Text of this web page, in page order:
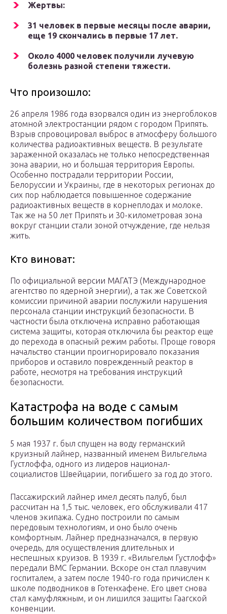
Жертвы:
31 человек в первые месяцы после аварии,
еще 19 скончались в первые 17 лет.
Около 4000 человек получили лучевую
болезнь разной степени тяжести.
Что произошло:
26 апреля 1986 года взорвался один из энергоблоков
атомной электростанции рядом с городом Припять.
Взрыв спровоцировал выброс в атмосферу большого
количества радиоактивных веществ. В результате
зараженной оказалась не только непосредственная
зона аварии, но и большая территория Европы.
Особенно пострадали территории России,
Белоруссии и Украины, где в некоторых регионах до
сих пор наблюдается повышенное содержание
радиоактивных веществ в корнеплодах и молоке.
Так же на 50 лет Припять и 30-километровая зона
вокруг станции стали зоной отчуждение, где нельзя
жить.
Кто виноват:
По официальной версии МАГАТЭ (Международное
агентство по ядерной энергии), а так же Советской
комиссии причиной аварии послужили нарушения
персонала станции инструкций безопасности. В
частности была отключена исправно работающая
система защиты, которая отключила бы реактор еще
до перехода в опасный режим работы. Проще говоря
начальство станции проигнорировало показания
приборов и оставило поврежденный реактор в
работе, несмотря на требования инструкций
безопасности.
Катастрофа на воде с самым
большим количеством погибших
5 мая 1937 г. был спущен на воду германский
круизный лайнер, названный именем Вильгельма
Густлоффа, одного из лидеров национал-
социалистов Швейцарии, погибшего за год до этого.
Пассажирский лайнер имел десять палуб, был
рассчитан на 1,5 тыс. человек, его обслуживали 417
членов экипажа. Судно построили по самым
передовым технологиям, и оно было очень
комфортным. Лайнер предназначался, в первую
очередь, для осуществления длительных и
неспешных круизов. В 1939 г. «Вильгельм Густлофф»
передали ВМС Германии. Вскоре он стал плавучим
госпиталем, а затем после 1940-го года причислен к
школе подводников в Готенхафене. Его цвет снова
стал камуфляжным, и он лишился защиты Гаагской
конвенции.